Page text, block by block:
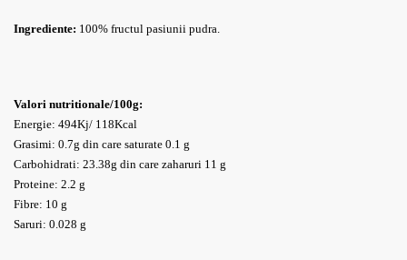
Ingrediente: 100% fructul pasiunii pudra.
Valori nutritionale/100g:
Energie: 494Kj/ 118Kcal
Grasimi: 0.7g din care saturate 0.1 g
Carbohidrati: 23.38g din care zaharuri 11 g
Proteine: 2.2 g
Fibre: 10 g
Saruri: 0.028 g